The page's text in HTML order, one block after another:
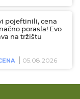
pojeftinili, cena
porasla! Evo
na tržištu
05.08.2026